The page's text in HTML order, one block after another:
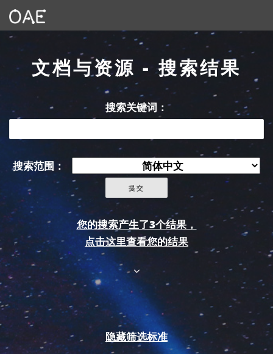
文档与资源 - 搜索结果
搜索关键词：
搜索范围：
您的搜索产生了3个结果，
点击这里查看您的结果
隐藏筛选标准